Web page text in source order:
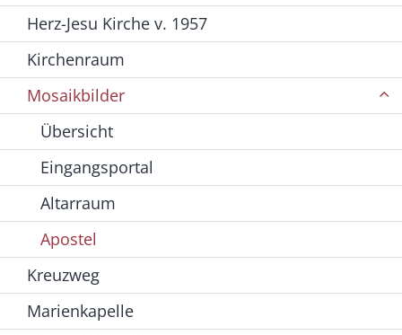
Herz-Jesu Kirche v. 1957
Kirchenraum
Mosaikbilder
Übersicht
Eingangsportal
Altarraum
Apostel
Kreuzweg
Marienkapelle